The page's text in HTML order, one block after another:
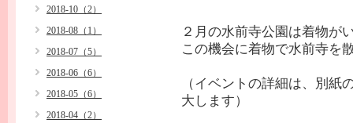
２月の水前寺公園は着物が
この機会に着物で水前寺
（イベントの詳細は、別紙
大します）
2018-10（2）
2018-08（1）
2018-07（5）
2018-06（6）
2018-05（6）
2018-04（2）